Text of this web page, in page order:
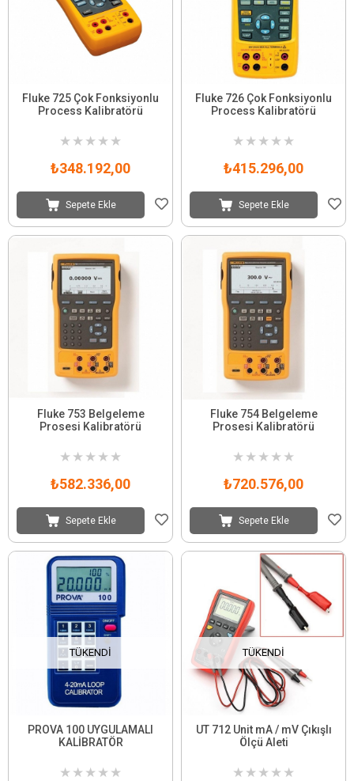
Fluke 725 Çok Fonksiyonlu
Process Kalibratörü
★ ★ ★ ★ ★
₺348.192,00
Sepete Ekle
Fluke 726 Çok Fonksiyonlu
Process Kalibratörü
★ ★ ★ ★ ★
₺415.296,00
Sepete Ekle
Fluke 753 Belgeleme
Prosesi Kalibratörü
★ ★ ★ ★ ★
₺582.336,00
Sepete Ekle
Fluke 754 Belgeleme
Prosesi Kalibratörü
★ ★ ★ ★ ★
₺720.576,00
Sepete Ekle
TÜKENDI
PROVA 100 UYGULAMALI
KALİBRATÖR
★ ★ ★ ★ ★
TÜKENDI
UT 712 Unit mA / mV Çıkışlı
Ölçü Aleti
★ ★ ★ ★ ★